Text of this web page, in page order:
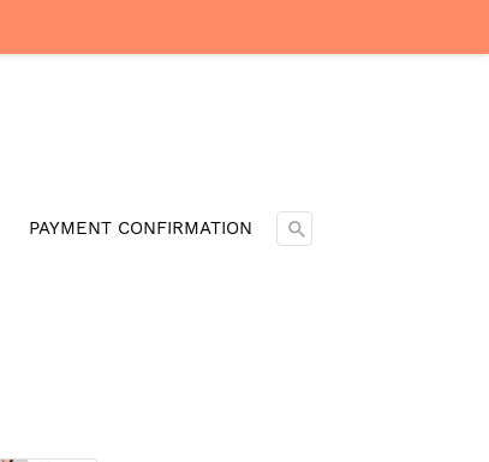
PAYMENT CONFIRMATION